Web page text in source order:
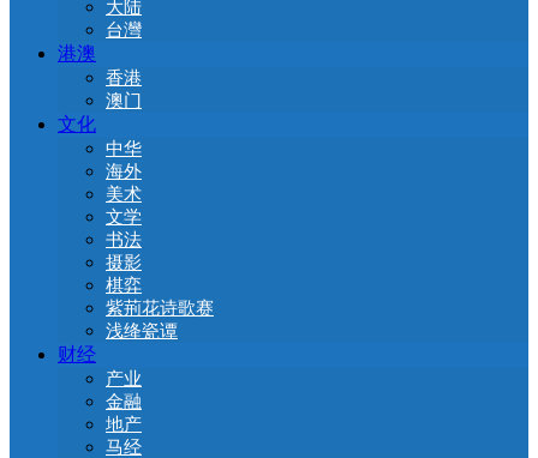
大陆
台灣
港澳
香港
澳门
文化
中华
海外
美术
文学
书法
摄影
棋弈
紫荊花诗歌赛
浅绛瓷谭
财经
产业
金融
地产
马经